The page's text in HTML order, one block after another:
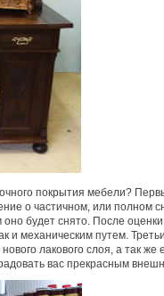
покрытия мебели?
о частичном, или полном
будет снято. После
и механическим путем.
лакового слоя, а так
вас прекрасным